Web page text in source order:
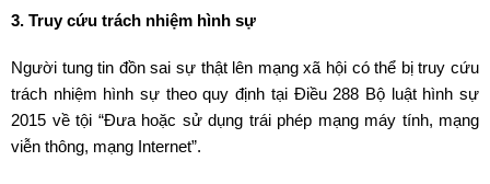
3. Truy cứu trách nhiệm hình sự
Người tung tin đồn sai sự thật lên mạng xã hội có thể bị truy cứu
trách nhiệm hình sự theo quy định tại Điều 288 Bộ luật hình sự
2015 về tội “Đưa hoặc sử dụng trái phép mạng máy tính, mạng
viễn thông, mạng Internet”.